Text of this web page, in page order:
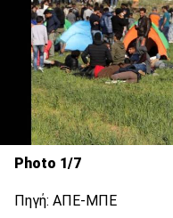
Photo 1/7
Πηγή: ΑΠΕ-ΜΠΕ